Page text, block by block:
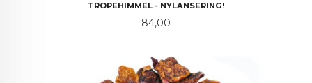
TROPEHIMMEL - NYLANSERING!
Pris
84,00